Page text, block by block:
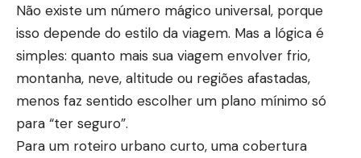
Não existe um número mágico universal, porque
isso depende do estilo da viagem. Mas a lógica é
simples: quanto mais sua viagem envolver frio,
montanha, neve, altitude ou regiões afastadas,
menos faz sentido escolher um plano mínimo só
para “ter seguro”.
Para um roteiro urbano curto, uma cobertura